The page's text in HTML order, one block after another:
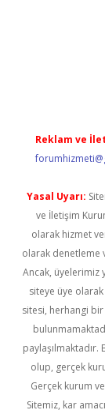
Reklam ve
Yasal Uyarı:
ve İletişim
olarak hizmet
olarak denetleme
Ancak, üyelerimiz
siteye üye
sitesi, herhangi bir
olup, gerçek
Gerçek kurum
Sitemiz, kar